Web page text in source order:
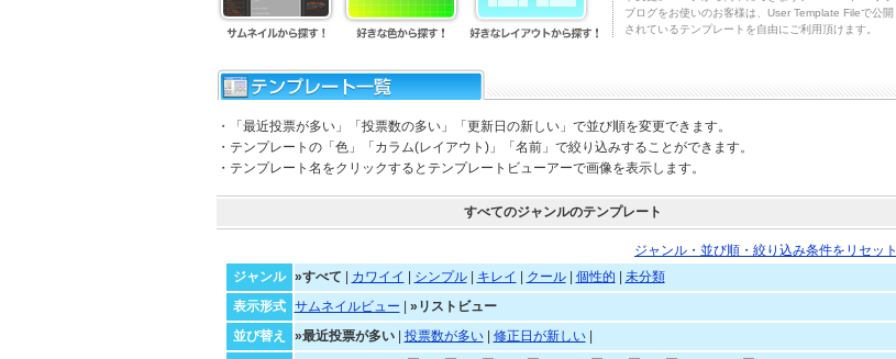
ブログをお使いのお客様は、User Template Fileで公開
されているテンプレートを自由にご利用頂けます。
・「最近投票が多い」「投票数の多い」「更新日の新しい」で並び順を変更できます。
・テンプレートの「色」「カラム(レイアウト)」「名前」で絞り込みすることができます。
・テンプレート名をクリックするとテンプレートビューアーで画像を表示します。
すべてのジャンルのテンプレート
ジャンル・並び順・絞り込み条件をリセット
ジャンル
»すべて カワイイ シンプル| キレイ クール| 個性的
未分類
表示形式
サムネイルビュー
»リストビュー
並び替え
»最近投票が多い| 投票数が多い| 修正日が新しい|